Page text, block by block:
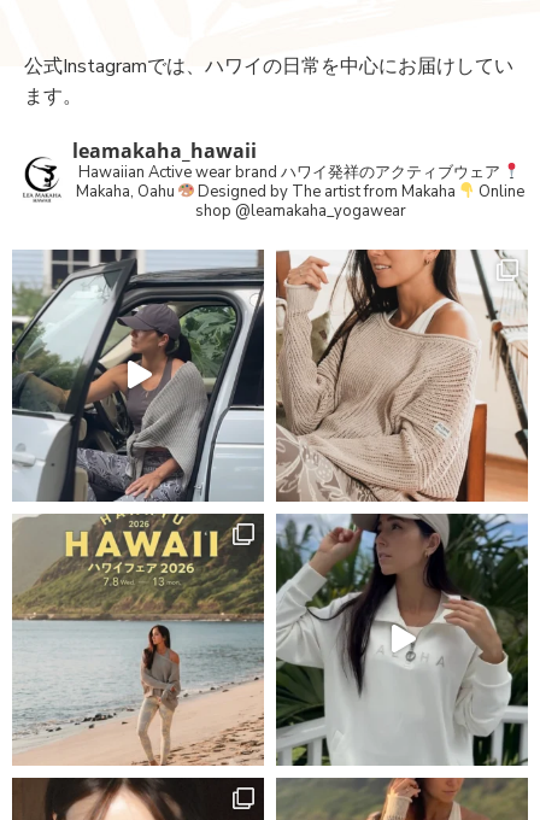
公式Instagramでは、ハワイの日常を中心にお届けしてい
ます。
leamakaha_hawaii
Hawaiian Active wear brand ハワイ発祥のアクティブウェア
Makaha, Oahu
Designed by The artist from Makaha
Online
shop @leamakaha_yogawear